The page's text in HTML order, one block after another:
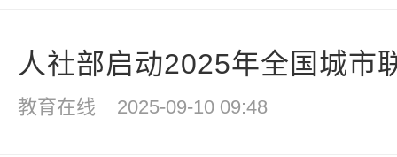
人社部启动2025年全国城市
教育在线 2025-09-10 09:48